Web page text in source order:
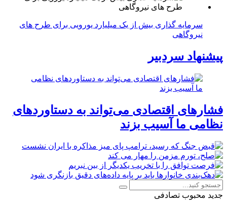
سرمایه گذاری بیش از یک میلیارد یورویی برای طرح های
نیروگاهی
پیشنهاد سردبیر
فشارهای اقتصادی می‌تواند به دستاوردهای
نظامی ما آسیب بزند
جدید محبوب تصادفی